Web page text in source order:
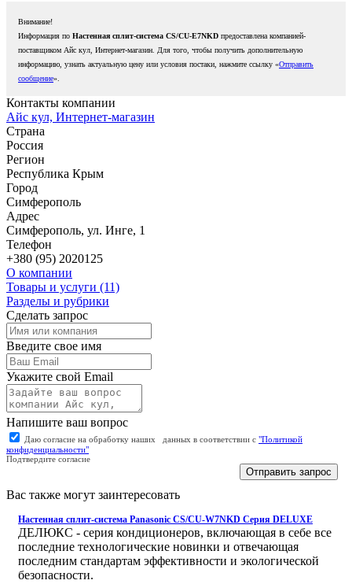
Вас также могут заинтересовать
Настенная сплит-система Panasonic CS/CU-W7NKD Серия DELUXE
ДЕЛЮКС - серия кондиционеров, включающая в себе все
последние технологические новинки и отвечающая
последним стандартам эффективности и экологической
безопасности.
Внимание!
Информация по Настенная сплит-система CS/CU-E7NKD предоставлена компанией-
поставщиком Айс кул, Интернет-магазин. Для того, чтобы получить дополнительную
информацию, узнать актуальную цену или условия постаки, нажмите ссылку «Отправить
сообщение».
Контакты компании
Айс кул, Интернет-магазин
Страна
Россия
Регион
Республика Крым
Город
Симферополь
Адрес
Симферополь, ул. Инге, 1
Телефон
+380 (95) 2020125
О компании
Товары и услуги (11)
Разделы и рубрики
Сделать запрос
Введите свое имя
Укажите свой Email
Напишите ваш вопрос
Даю согласие на обработку наших данных в соответствии с "Политикой
конфиденциальности"
Подтвердите согласие
Отправить запрос